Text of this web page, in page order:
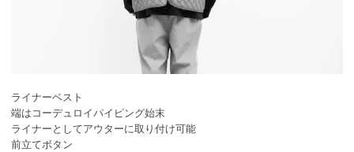
ライナーベスト
端はコーデュロイパイピング始末
ライナーとしてアウターに取り付け可能
前立てボタン